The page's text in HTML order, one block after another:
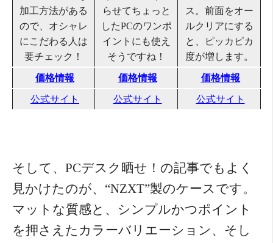
加工方法がある
ので、オシャレ
にこだわる人は
要チェック！
らせてちょっと
したPCのワンポ
イントにも使え
そうですね！
ス。前面をオー
ルクリアにする
と、ピッカピカ
度が増します。
価格情報 価格情報 価格情報
公式サイト 公式サイト 公式サイト
そして、PCデスク晒せ！の記事でもよく
見かけたのが、“NZXT”製のケースです。
マットな質感と、シンプルかつポイント
を押さえたカラーバリエーション、そし